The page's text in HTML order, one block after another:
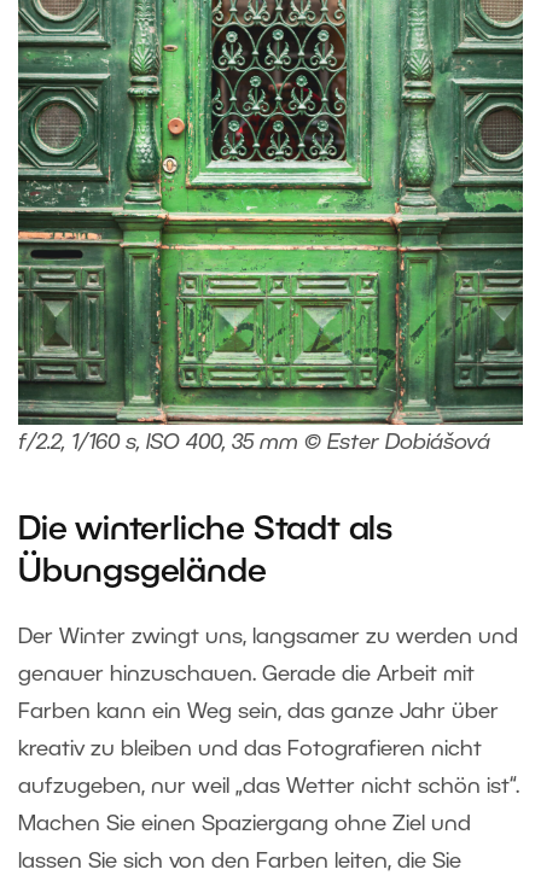
f/2.2, 1/160 s, ISO 400, 35 mm © Ester Dobiášová
Die winterliche Stadt als
Übungsgelände
Der Winter zwingt uns, langsamer zu werden und
genauer hinzuschauen. Gerade die Arbeit mit
Farben kann ein Weg sein, das ganze Jahr über
kreativ zu bleiben und das Fotografieren nicht
aufzugeben, nur weil „das Wetter nicht schön ist“.
Machen Sie einen Spaziergang ohne Ziel und
lassen Sie sich von den Farben leiten, die Sie